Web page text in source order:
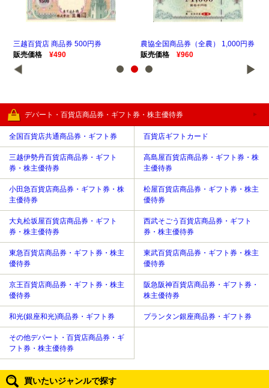
三越百貨店 商品券 500円券
販売価格
¥490
農協全国商品券（全農） 1,000円券
販売価格
¥960
デパート・百貨店商品券・ギフト券・株主優待券
全国百貨店共通商品券・ギフト券 百貨店ギフトカード
三越伊勢丹百貨店商品券・ギフト
券・株主優待券
高島屋百貨店商品券・ギフト券・株
主優待券
小田急百貨店商品券・ギフト券・株
主優待券
松屋百貨店商品券・ギフト券・株主
優待券
大丸松坂屋百貨店商品券・ギフト
券・株主優待券
西武そごう百貨店商品券・ギフト
券・株主優待券
東急百貨店商品券・ギフト券・株主
優待券
東武百貨店商品券・ギフト券・株主
優待券
京王百貨店商品券・ギフト券・株主
優待券
阪急阪神百貨店商品券・ギフト券・
株主優待券
和光(銀座和光)商品券・ギフト券 プランタン銀座商品券・ギフト券
その他デパート・百貨店商品券・ギ
フト券・株主優待券
買いたいジャンルで探す